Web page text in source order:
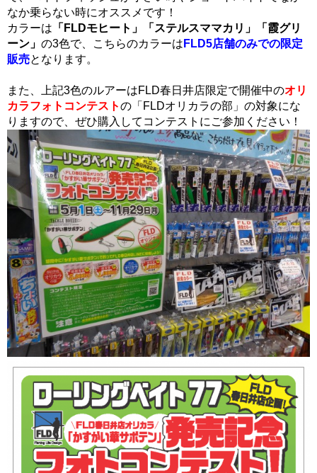
なか乗らない時にオススメです！
カラーは 「FLDモヒート」「ステルスママカリ」「霞グリ
ーン」 の3色で、こちらのカラーは FLD5店舗のみでの限定
販売となります。
また、上記3色のルアーはFLD春日井店限定で開催中のオリ
カラフォトコンテストの「FLDオリカラの部」の対象にな
りますので、ぜひ購入してコンテストにご参加ください！